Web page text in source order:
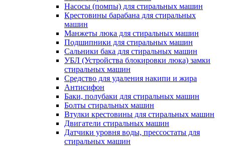
Насосы (помпы) для стиральных машин
Крестовины барабана для стиральных
машин
Манжеты люка для стиральных машин
Подшипники для стиральных машин
Сальники бака для стиральных машин
УБЛ (Устройства блокировки люка) замки
стиральных машин
Средство для удаления накипи и жира
Антисифон
Баки, полубаки для стиральных машин
Болты стиральных машин
Втулки крестовины для стиральных машин
Двигатели стиральных машин
Датчики уровня воды, прессостаты для
стиральных машин